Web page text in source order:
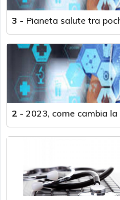
3 - Pianeta salute tra
2 - 2023, come cambia